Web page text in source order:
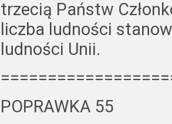
trzecią Państw
liczba ludności
ludności Unii.
POPRAWKA 55